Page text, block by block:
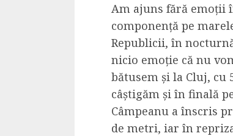
Am ajuns fără emoții
componență pe
Republicii, în
nicio emoție că nu
bătusem și la Cluj, cu
câștigăm și în finală
Câmpeanu a înscris
de metri, iar în